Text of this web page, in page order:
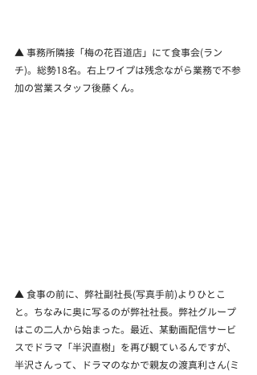
▲ 事務所隣接「梅の花百道店」にて食事会(ラン
チ)。総勢18名。右上ワイプは残念ながら業務で不参
加の営業スタッフ後藤くん。
▲ 食事の前に、弊社副社長(写真手前)よりひとこ
と。ちなみに奥に写るのが弊社社長。弊社グループ
はこの二人から始まった。最近、某動画配信サービ
スでドラマ「半沢直樹」を再び観ているんですが、
半沢さんって、ドラマのなかで親友の渡真利さん(ミ